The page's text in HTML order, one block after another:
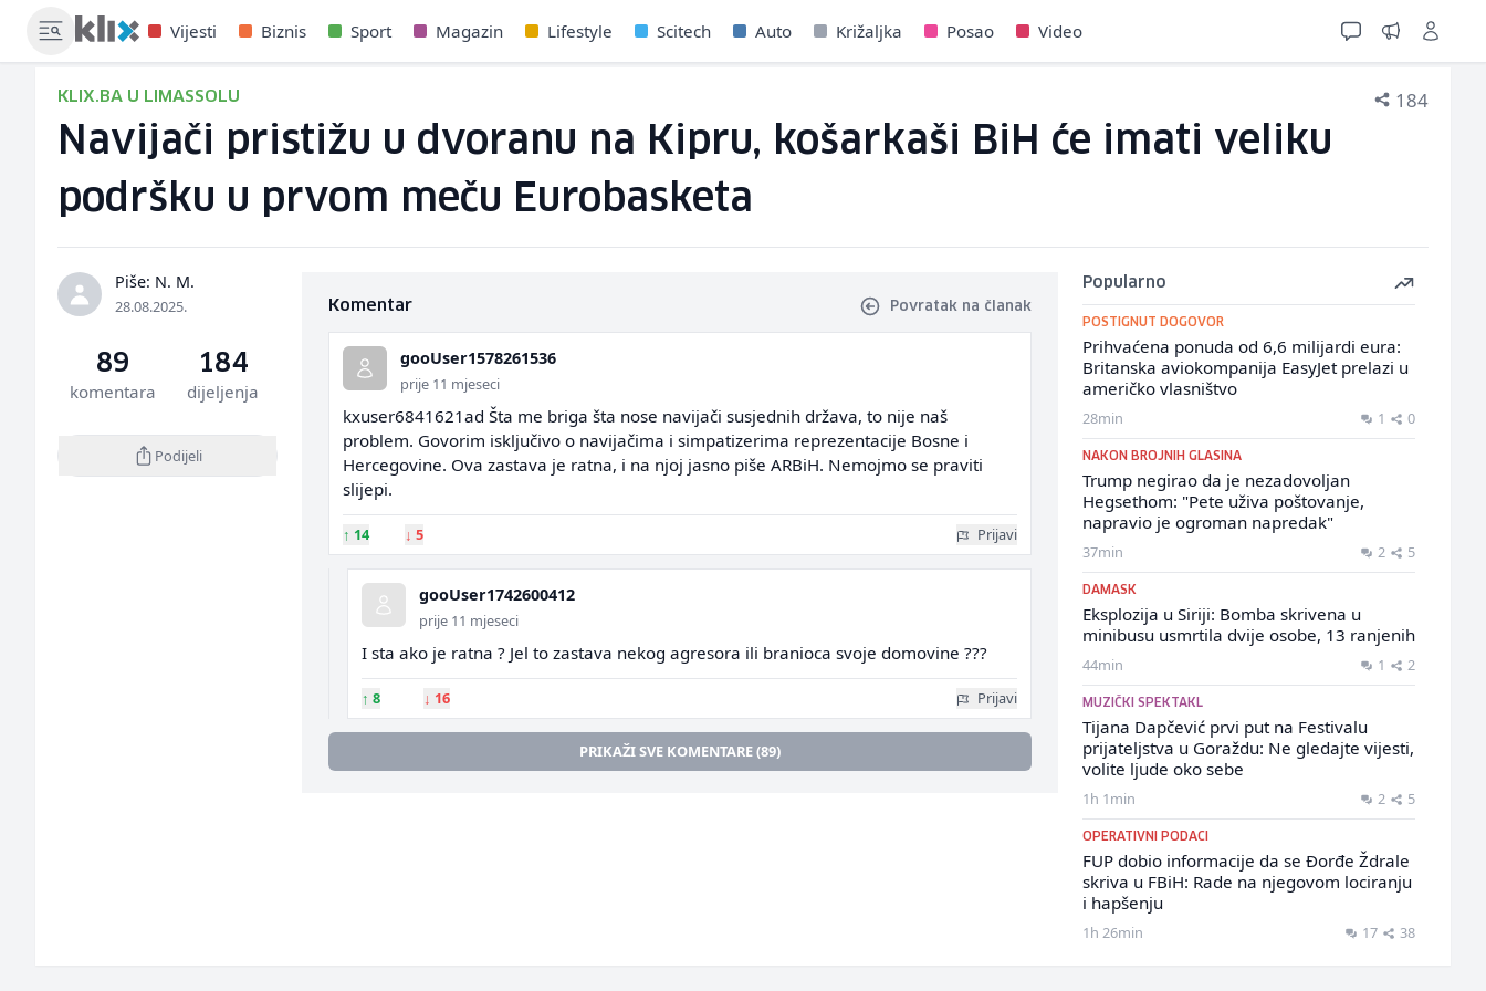
Vijesti Biznis Sport Magazin Lifestyle Scitech Auto Križaljka Posao Video
KLIX.BA U LIMASSOLU 184
Navijači pristižu u dvoranu na Kipru, košarkaši BiH će imati veliku
podršku u prvom meču Eurobasketa
Piše: N. M.
28.08.2025.
89
komentara
184
dijeljenja
Podijeli
Komentar Povratak na članak
gooUser1578261536
prije 11 mjeseci
kxuser6841621ad Šta me briga šta nose navijači susjednih država, to nije naš
problem. Govorim isključivo o navijačima i simpatizerima reprezentacije Bosne i
Hercegovine. Ova zastava je ratna, i na njoj jasno piše ARBiH. Nemojmo se praviti
slijepi.
↑ 14 ↓ 5 Prijavi
gooUser1742600412
prije 11 mjeseci
I sta ako je ratna ? Jel to zastava nekog agresora ili branioca svoje domovine ???
↑ 8 ↓ 16 Prijavi
PRIKAŽI SVE KOMENTARE (89)
Popularno
POSTIGNUT DOGOVOR
Prihvaćena ponuda od 6,6 milijardi eura:
Britanska aviokompanija EasyJet prelazi u
američko vlasništvo
28min 1 0
NAKON BROJNIH GLASINA
Trump negirao da je nezadovoljan
Hegsethom: "Pete uživa poštovanje,
napravio je ogroman napredak"
37min 2 5
DAMASK
Eksplozija u Siriji: Bomba skrivena u
minibusu usmrtila dvije osobe, 13 ranjenih
44min 1 2
MUZIČKI SPEKTAKL
Tijana Dapčević prvi put na Festivalu
prijateljstva u Goraždu: Ne gledajte vijesti,
volite ljude oko sebe
1h 1min 2 5
OPERATIVNI PODACI
FUP dobio informacije da se Đorđe Ždrale
skriva u FBiH: Rade na njegovom lociranju
i hapšenju
1h 26min 17 38